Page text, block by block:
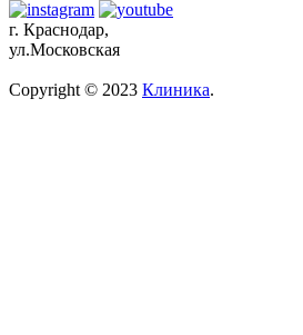
г. Краснодар,
ул.Московская
Copyright © 2023 Клиника.